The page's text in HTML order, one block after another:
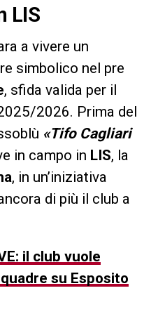
LIS
a vivere un
simbolico nel pre
, sfida valida per il
2026. Prima del
«Tifo Cagliari
in campo in LIS, la
, in un’iniziativa
di più il club a
il club vuole
su Esposito